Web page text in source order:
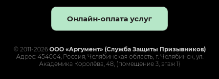
© 2011-2026 ООО «Аргумент» (Служба Защиты Призывников)
Адрес: 454004, Россия, Челябинская область, г. Челябинск, ул.
Академика Королёва, 48, (помещение 3, этаж 1)
Онлайн-оплата услуг